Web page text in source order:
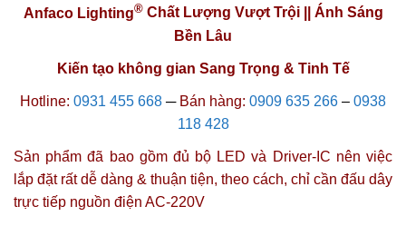
Anfaco Lighting® Chất Lượng Vượt Trội || Ánh Sáng
Bền Lâu
Kiến tạo không gian Sang Trọng & Tinh Tế
Hotline: 0931 455 668 ─Bán hàng: 0909 635 266 – 0938
118 428
Sản phẩm đã bao gồm đủ bộ LED và Driver-IC nên việc
lắp đặt rất dễ dàng & thuận tiện, theo cách, chỉ cần đấu dây
trực tiếp nguồn điện AC-220V